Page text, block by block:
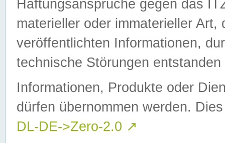
Haftungsansprüche gegen das
materieller oder immaterieller
veröffentlichten Informationen,
technische Störungen
Informationen, Produkte oder
dürfen übernommen werden.
DL-DE->Zero-2.0 ↗